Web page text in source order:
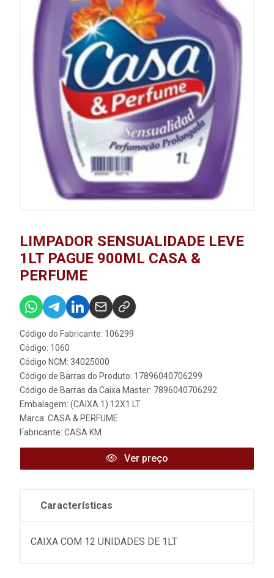
LIMPADOR SENSUALIDADE LEVE
1LT PAGUE 900ML CASA &
PERFUME
Código do Fabricante: 106299
Código: 1060
Código NCM: 34025000
Código de Barras do Produto: 17896040706299
Código de Barras da Caixa Master: 7896040706292
Embalagem: (CAIXA 1) 12X1 LT
Marca: CASA & PERFUME
Fabricante: CASA KM
Ver preço
Características
CAIXA COM 12 UNIDADES DE 1LT